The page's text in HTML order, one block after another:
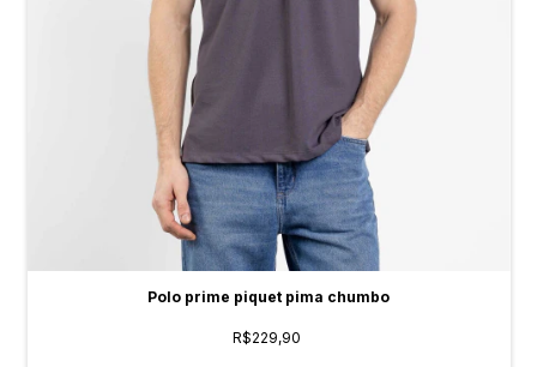
Polo prime piquet pima chumbo
R$229,90